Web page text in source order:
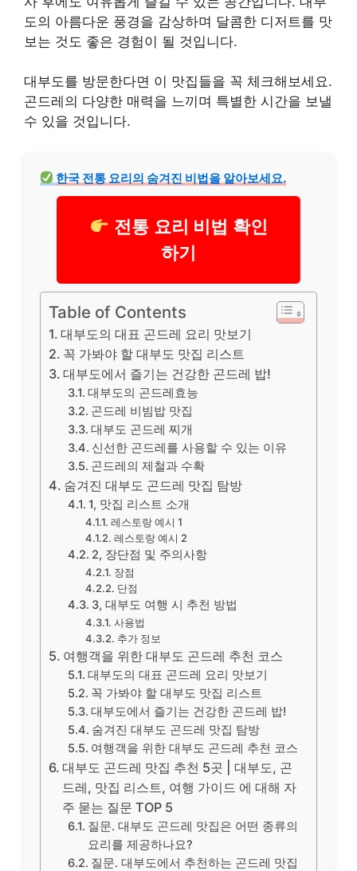
도의 아름다운 풍경을 감상하며 달콤한 디저트를 맛
보는 것도 좋은 경험이 될 것입니다.
대부도를 방문한다면 이 맛집들을 꼭 체크해보세요.
곤드레의 다양한 매력을 느끼며 특별한 시간을 보낼
수 있을 것입니다.
한국 전통 요리의 숨겨진 비법을 알아보세요.
전통 요리 비법 확인
하기
Table of Contents
대부도의 대표 곤드레 요리 맛보기
꼭 가봐야 할 대부도 맛집 리스트
대부도에서 즐기는 건강한 곤드레 밥!
대부도의 곤드레효능
곤드레 비빔밥 맛집
대부도 곤드레 찌개
신선한 곤드레를 사용할 수 있는 이유
곤드레의 제철과 수확
숨겨진 대부도 곤드레 맛집 탐방
1, 맛집 리스트 소개
레스토랑 예시 1
레스토랑 예시 2
2, 장단점 및 주의사항
장점
단점
3, 대부도 여행 시 추천 방법
사용법
추가 정보
여행객을 위한 대부도 곤드레 추천 코스
대부도의 대표 곤드레 요리 맛보기
꼭 가봐야 할 대부도 맛집 리스트
대부도에서 즐기는 건강한 곤드레 밥!
숨겨진 대부도 곤드레 맛집 탐방
여행객을 위한 대부도 곤드레 추천 코스
대부도 곤드레 맛집 추천 5곳 | 대부도, 곤
드레, 맛집 리스트, 여행 가이드 에 대해 자
주 묻는 질문 TOP 5
질문. 대부도 곤드레 맛집은 어떤 종류의
요리를 제공하나요?
질문. 대부도에서 추천하는 곤드레 맛집